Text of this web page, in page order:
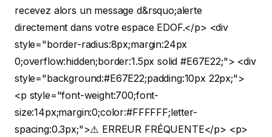
recevez alors un message d&rsquo;alerte
directement dans votre espace EDOF.</p> <div
style="border-radius:8px;margin:24px
0;overflow:hidden;border:1.5px solid #E67E22;"> <div
style="background:#E67E22;padding:10px 22px;">
<p style="font-weight:700;font-
size:14px;margin:0;color:#FFFFFF;letter-
spacing:0.3px;">⚠️ ERREUR FRÉQUENTE</p> <p>